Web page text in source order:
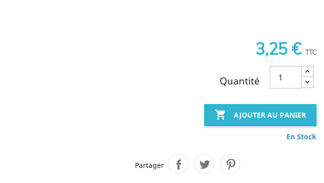
3,25 € TTC
Quantité
 AJOUTER AU PANIER
En Stock
Partager